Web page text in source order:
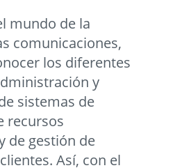
mundo de la
comunicaciones,
los diferentes
y
sistemas de
recursos
de gestión de
Así, con el